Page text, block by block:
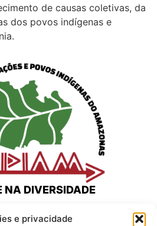
e privacidade
de causas coletivas, da
dos povos indígenas e
NA DIVERSIDADE
Home